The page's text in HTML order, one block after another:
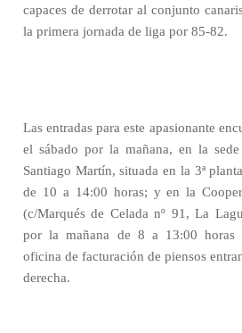
capaces de derrotar al conjunto
la primera jornada de liga por 85-82.
Las entradas para este apasionante
el sábado por la mañana, en la
Santiago Martín, situada en la 3ª
de 10 a 14:00 horas; y en la
(c/Marqués de Celada nº 91, La
por la mañana de 8 a 13:00 horas
oficina de facturación de piensos
derecha.